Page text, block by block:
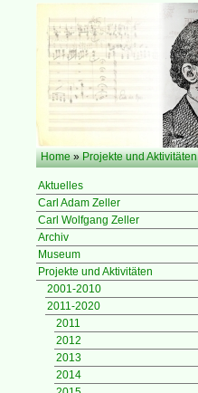
Home »Projekte und Aktivitäten
Aktuelles
Carl Adam Zeller
Carl Wolfgang Zeller
Archiv
Museum
Projekte und Aktivitäten
2001-2010
2011-2020
2011
2012
2013
2014